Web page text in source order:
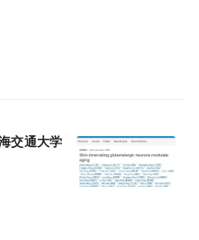
交通大学王宏林团队发现补充